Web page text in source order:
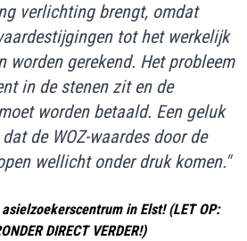
verlichting brengt, omdat
tot het werkelijk
worden gerekend. Het probleem
in de stenen zit en de
worden betaald. Een geluk
de WOZ-waardes door de
wellicht onder druk komen."
asielzoekerscentrum in Elst! (LET OP:
DIRECT VERDER!)